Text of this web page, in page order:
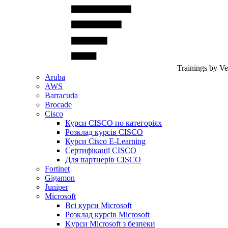
Trainings by
Aruba
AWS
Barracuda
Brocade
Cisco
Курси CISCO по категоріях
Розклад курсів CISCO
Курси Cisco E-Learning
Сертифікації CISCO
Для партнерів CISCO
Fortinet
Gigamon
Juniper
Microsoft
Всі курси Microsoft
Розклад курсів Microsoft
Kyрси Microsoft з безпеки